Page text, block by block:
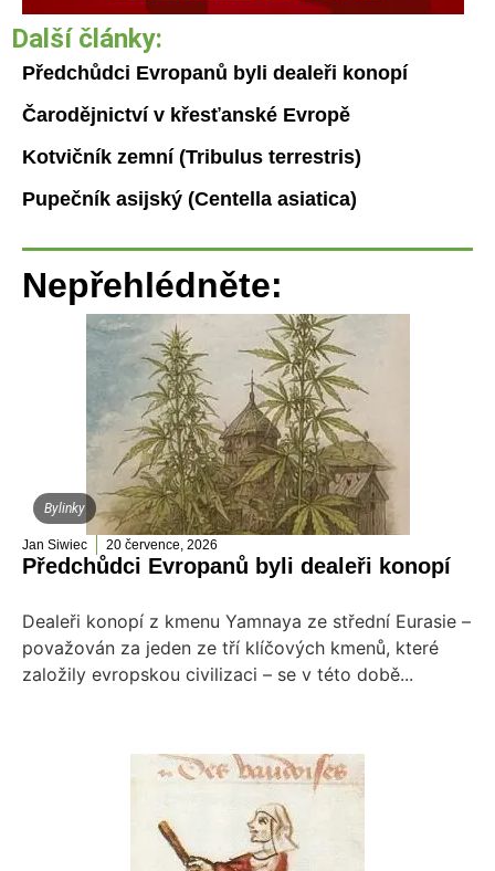
Další články:
Předchůdci Evropanů byli dealeři konopí
Čarodějnictví v křesťanské Evropě
Kotvičník zemní (Tribulus terrestris)
Pupečník asijský (Centella asiatica)
Nepřehlédněte:
Bylinky
Jan Siwiec 20 července, 2026
Předchůdci Evropanů byli dealeři konopí
Dealeři konopí z kmenu Yamnaya ze střední Eurasie –
považován za jeden ze tří klíčových kmenů, které
založily evropskou civilizaci – se v této době...